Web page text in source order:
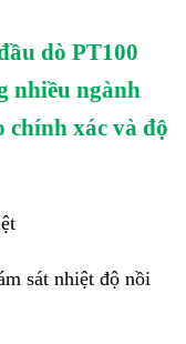
dò PT100
nhiều ngành
chính xác và độ
sát nhiệt độ nồi